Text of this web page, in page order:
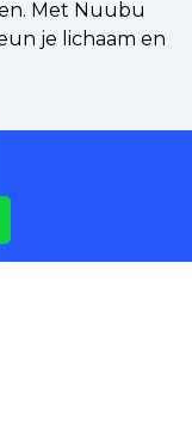
Met Nuubu
je lichaam en